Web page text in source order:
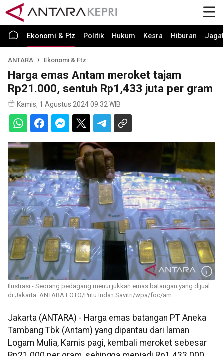
Ekonomi & Ftz Politik Hukum Kesra Hiburan Jagat
ANTARA Ekonomi & Ftz
Harga emas Antam meroket tajam
Rp21.000, sentuh Rp1,433 juta per gram
Kamis, 1 Agustus 2024 09:32 WIB
Ilustrasi - Seorang pedagang menunjukkan emas batangan yang dijual
di Jakarta. ANTARA FOTO/Putu Indah Savitri/wpa/foc/am.
Jakarta (ANTARA) - Harga emas batangan PT Aneka
Tambang Tbk (Antam) yang dipantau dari laman
Logam Mulia, Kamis pagi, kembali meroket sebesar